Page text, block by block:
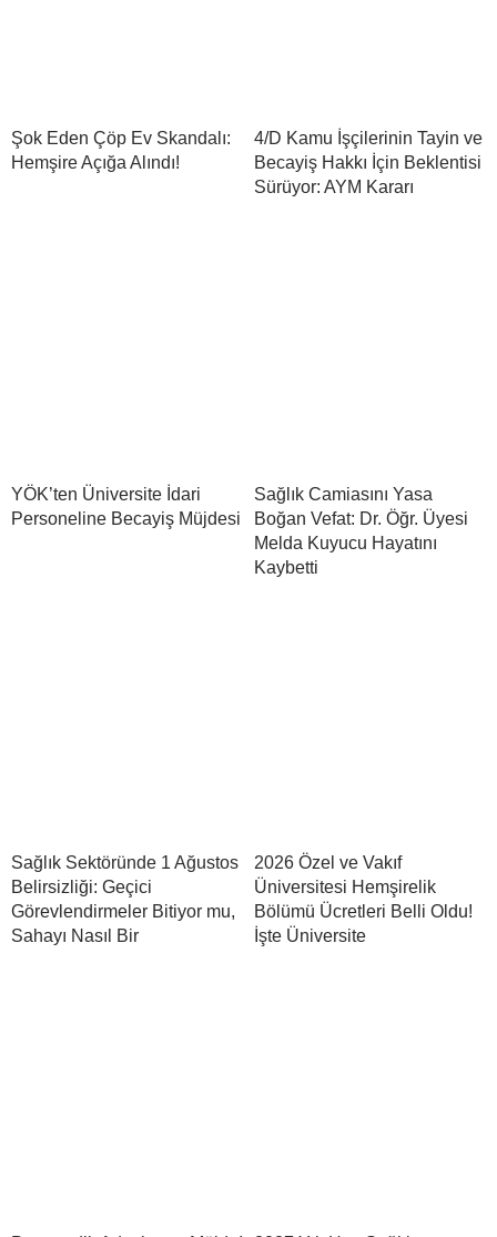
Şok Eden Çöp Ev Skandalı:
Hemşire Açığa Alındı!
4/D Kamu İşçilerinin Tayin ve
Becayiş Hakkı İçin Beklentisi
Sürüyor: AYM Kararı
YÖK’ten Üniversite İdari
Personeline Becayiş Müjdesi
Sağlık Camiasını Yasa
Boğan Vefat: Dr. Öğr. Üyesi
Melda Kuyucu Hayatını
Kaybetti
Sağlık Sektöründe 1 Ağustos
Belirsizliği: Geçici
Görevlendirmeler Bitiyor mu,
Sahayı Nasıl Bir
2026 Özel ve Vakıf
Üniversitesi Hemşirelik
Bölümü Ücretleri Belli Oldu!
İşte Üniversite